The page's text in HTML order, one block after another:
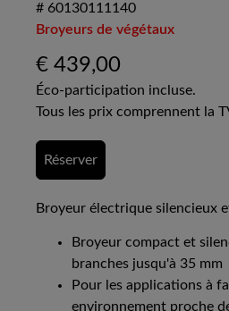
# 60130111140
Broyeurs de végétaux
€ 439,00
Éco-participation incluse.
Tous les prix comprennent la
Réserver
Broyeur électrique silencieux
Broyeur compact et
branches jusqu'à 35 mm
Pour les applications à
environnement proche